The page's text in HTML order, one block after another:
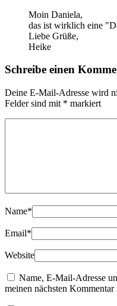
Moin Daniela,
das ist wirklich eine
Liebe Grüße,
Heike
Schreibe einen
Deine E-Mail-Adresse wird
Felder sind mit * markiert
Name*
Email*
Website
Name, E-Mail-Adresse
meinen nächsten Kommentar